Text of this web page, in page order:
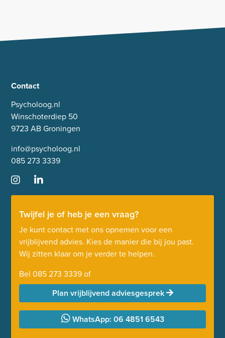
Contact
Psycholoog.nl
Winschoterdiep 50
9723 AB Groningen
info@psycholoog.nl
085 273 3339
Twijfel je of heb je een vraag?
Je kunt contact met ons opnemen voor een
vrijblijvend advies. Kies de manier die bij jou past.
Wij zitten klaar om je verder te helpen.
Bel 085 273 3339of
Plan vrijblijvend adviesgesprek
WhatsApp: 06 4851 6543